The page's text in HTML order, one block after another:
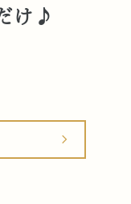
け♪
arrow_forward_ios